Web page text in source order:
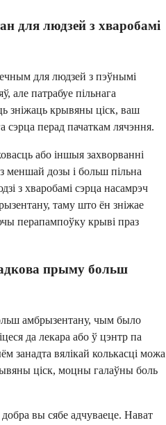
для людзей з хваробамі
для людзей з пэўнымі
але патрабуе пільнага
зніжаць крывяны ціск, ваш
перад пачаткам лячэння.
або іншыя захворванні
меншай дозы і больш пільна
з хваробамі сэрца насамрэч
таму што ён зніжае
перапампоўку крыві праз
прыму больш
амбрызентану, чым было
да лекара або ў цэнтр па
занадта вялікай колькасці можа
ціск, моцны галаўны боль
вы сябе адчуваеце. Нават